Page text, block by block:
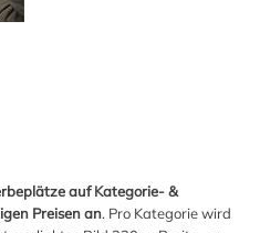
auf Kategorie- &
Preisen an. Pro Kategorie wird